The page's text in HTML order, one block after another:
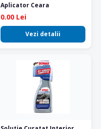
Aplicator Ceara
0.00 Lei
Vezi detalii